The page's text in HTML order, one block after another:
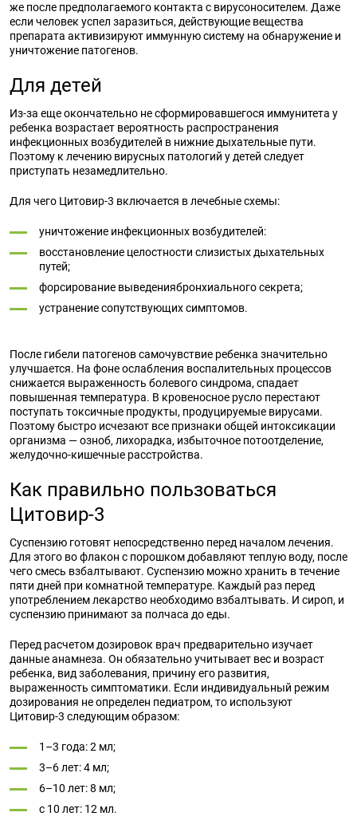
же после предполагаемого контакта с вирусоносителем. Даже
если человек успел заразиться, действующие вещества
препарата активизируют иммунную систему на обнаружение и
уничтожение патогенов.
Для детей
Из-за еще окончательно не сформировавшегося иммунитета у
ребенка возрастает вероятность распространения
инфекционных возбудителей в нижние дыхательные пути.
Поэтому к лечению вирусных патологий у детей следует
приступать незамедлительно.
Для чего Цитовир-3 включается в лечебные схемы:
уничтожение инфекционных возбудителей:
восстановление целостности слизистых дыхательных
путей;
форсирование выведениябронхиального секрета;
устранение сопутствующих симптомов.
После гибели патогенов самочувствие ребенка значительно
улучшается. На фоне ослабления воспалительных процессов
снижается выраженность болевого синдрома, спадает
повышенная температура. В кровеносное русло перестают
поступать токсичные продукты, продуцируемые вирусами.
Поэтому быстро исчезают все признаки общей интоксикации
организма — озноб, лихорадка, избыточное потоотделение,
желудочно-кишечные расстройства.
Как правильно пользоваться
Цитовир-3
Суспензию готовят непосредственно перед началом лечения.
Для этого во флакон с порошком добавляют теплую воду, после
чего смесь взбалтывают. Суспензию можно хранить в течение
пяти дней при комнатной температуре. Каждый раз перед
употреблением лекарство необходимо взбалтывать. И сироп, и
суспензию принимают за полчаса до еды.
Перед расчетом дозировок врач предварительно изучает
данные анамнеза. Он обязательно учитывает вес и возраст
ребенка, вид заболевания, причину его развития,
выраженность симптоматики. Если индивидуальный режим
дозирования не определен педиатром, то используют
Цитовир-3 следующим образом:
1–3 года: 2 мл;
3–6 лет: 4 мл;
6–10 лет: 8 мл;
с 10 лет: 12 мл.